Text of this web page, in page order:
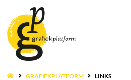
HOMEGRAFIEKPLATFORM LINKS